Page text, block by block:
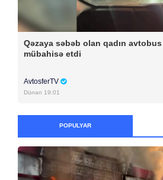
Qəzaya səbəb olan qadın
mübahisə etdi
AvtosferTV
Dünən 19:01
POPULYAR